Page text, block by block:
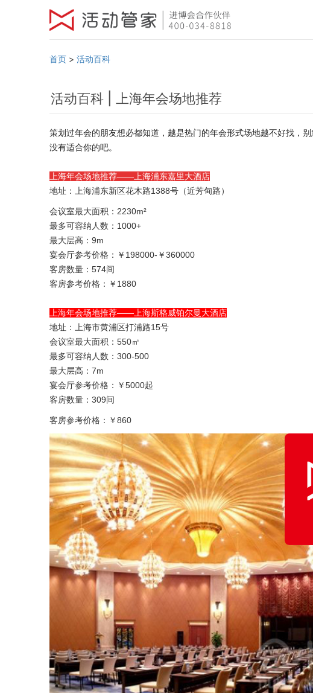
首页 > 活动百科
活动百科 | 上海年会场地推荐
策划过年会的朋友想必都知道，越是热门的年会形式场地越不好找，
没有适合你的吧。
上海年会场地推荐——上海浦东嘉里大酒店
地址：上海浦东新区花木路1388号（近芳甸路）
会议室最大面积：2230m²
最多可容纳人数：1000+
最大层高：9m
宴会厅参考价格：￥198000-￥360000
客房数量：574间
客房参考价格：￥1880
上海年会场地推荐——上海斯格威铂尔曼大酒店
地址：上海市黄浦区打浦路15号
会议室最大面积：550㎡
最多可容纳人数：300-500
最大层高：7m
宴会厅参考价格：￥5000起
客房数量：309间
客房参考价格：￥860